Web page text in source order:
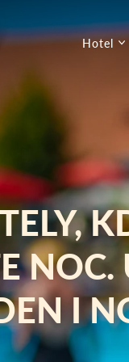
Hotel
NOC.
I